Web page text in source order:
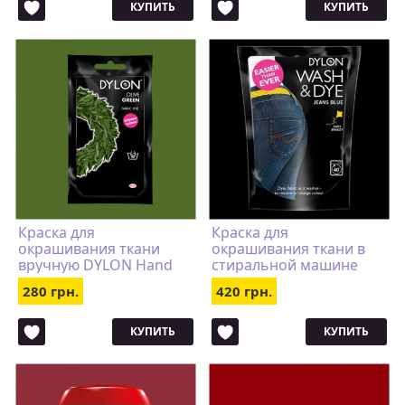
КУПИТЬ КУПИТЬ
Краска для
окрашивания ткани
вручную DYLON Hand
Use Olive Green
280 грн.
КУПИТЬ
Краска для
окрашивания ткани в
стиральной машине
DYLON Wash & Dye Jeans
Blue
420 грн.
КУПИТЬ